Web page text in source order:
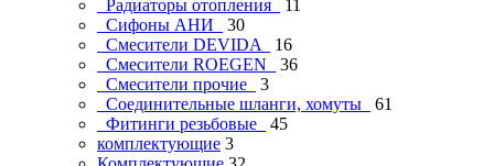
Радиаторы отопления
11
Сифоны АНИ
30
Смесители DEVIDA
16
Смесители ROEGEN
36
Смесители прочие
3
Соединительные шланги, хомуты
61
Фитинги резьбовые
45
комплектующие 3